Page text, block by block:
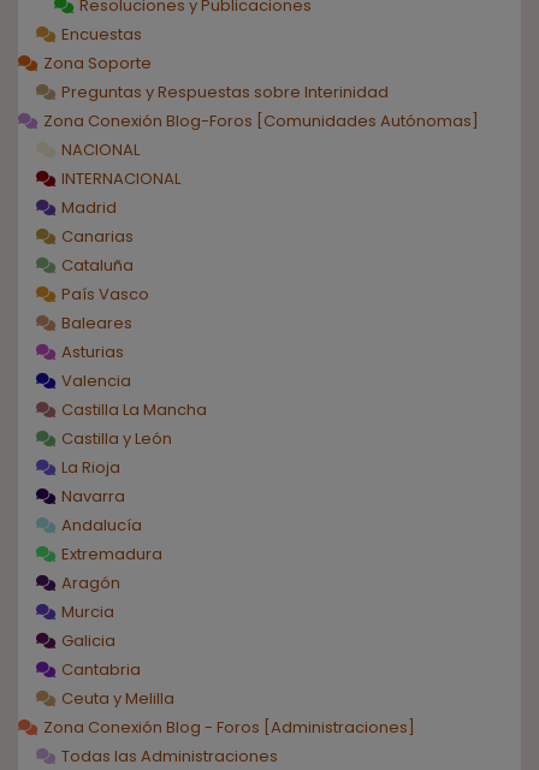
Resoluciones y Publicaciones
Encuestas
Zona Soporte
Preguntas y Respuestas sobre Interinidad
Zona Conexión Blog-Foros [Comunidades Autónomas]
NACIONAL
INTERNACIONAL
Madrid
Canarias
Cataluña
País Vasco
Baleares
Asturias
Valencia
Castilla La Mancha
Castilla y León
La Rioja
Navarra
Andalucía
Extremadura
Aragón
Murcia
Galicia
Cantabria
Ceuta y Melilla
Zona Conexión Blog - Foros [Administraciones]
Todas las Administraciones